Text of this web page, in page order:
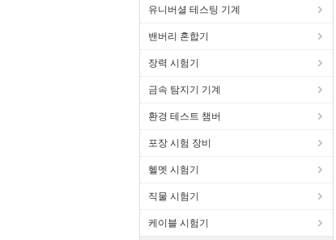
유니버셜 테스팅 기계
밴버리 혼합기
장력 시험기
금속 탐지기 기계
환경 테스트 챔버
포장 시험 장비
헬멧 시험기
직물 시험기
케이블 시험기